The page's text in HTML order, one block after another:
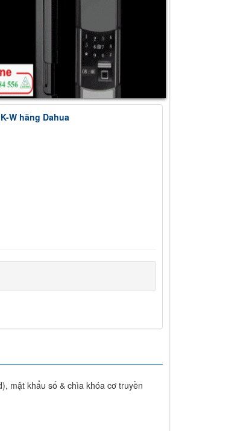
W hãng Dahua
mật khẩu số & chìa khóa cơ truyền